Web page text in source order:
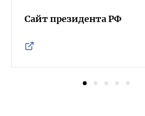
Сайт президента РФ